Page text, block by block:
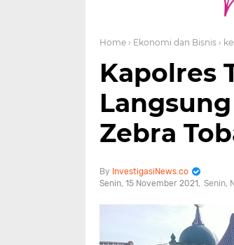
Home › Ekonomi dan Bisnis ›
Kapolres
Zebra
InvestigasiNews.co
Senin, 15 November 2021
Senin,